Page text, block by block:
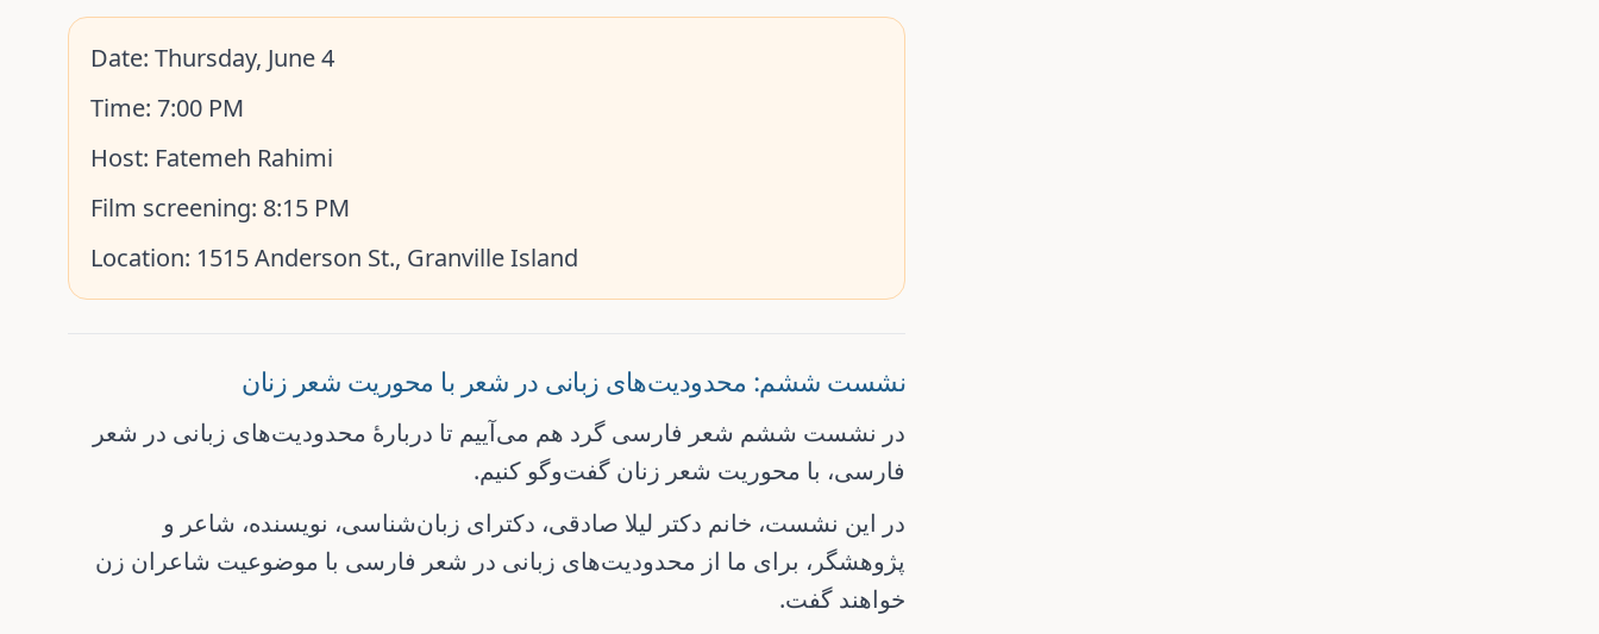
Date: Thursday, June 4
Time: 7:00 PM
Host: Fatemeh Rahimi
Film screening: 8:15 PM
Location: 1515 Anderson St., Granville Island
نشست ششم: محدودیت‌های زبانی در شعر با محوریت شعر زنان
در نشست ششم شعر فارسی گرد هم می‌آییم تا دربارهٔ محدودیت‌های زبانی در شعر
فارسی، با محوریت شعر زنان گفت‌وگو کنیم.
در این نشست، خانم دکتر لیلا صادقی، دکترای زبان‌شناسی، نویسنده، شاعر و
پژوهشگر، برای ما از محدودیت‌های زبانی در شعر فارسی با موضوعیت شاعران زن
خواهند گفت.